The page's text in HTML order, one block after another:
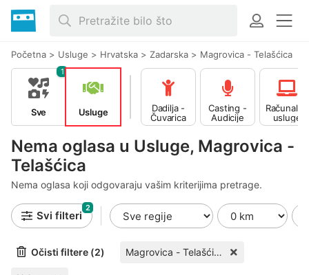
Početna > Usluge > Hrvatska > Zadarska > Magrovica - Telašćica
Nema oglasa u Usluge, Magrovica -
Telašćica
Nema oglasa koji odgovaraju vašim kriterijima pretrage.
Sve
1
Usluge
Dadilja -
Čuvarica
Casting -
Audicije
Računalne
usluge
Svi filteri
2
Očisti filtere (2) Magrovica - Telašćica